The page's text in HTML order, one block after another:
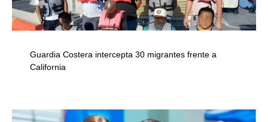
Guardia Costera intercepta 30 migrantes frente a
California